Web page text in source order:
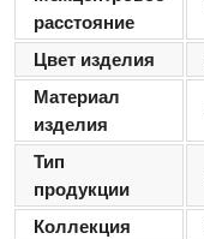
расстояние
Цвет изделия
Материал
изделия
Тип
продукции
Коллекция